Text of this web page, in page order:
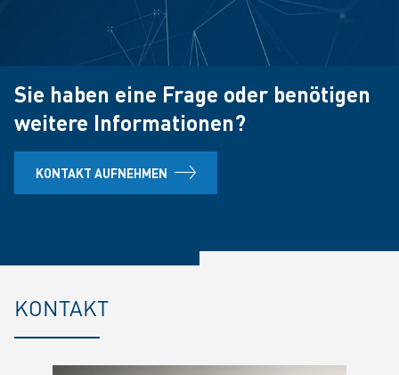
Sie haben eine Frage oder benötigen
weitere Informationen?
KONTAKT AUFNEHMEN
KONTAKT